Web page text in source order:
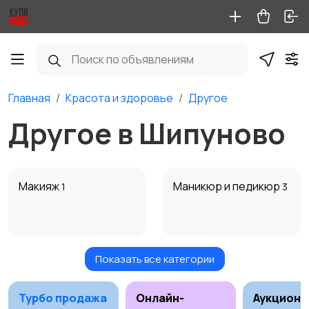
Главная Красота и здоровье Другое
Другое в Шипуново
Макияж1 Маникюр и педикюр 3
Товары для здоровья Парфюмерия
Показать все категории
Турбо продажа
Онлайн-
Аукционы